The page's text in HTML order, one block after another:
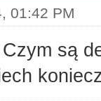
01:42 PM
są